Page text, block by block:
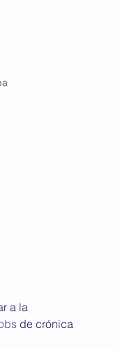
a la
de crónica